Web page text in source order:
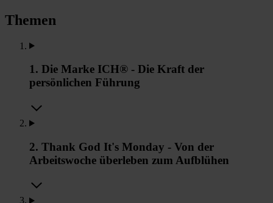
Themen
1. Die Marke ICH® - Die Kraft der
persönlichen Führung
2. Thank God It's Monday - Von der
Arbeitswoche überleben zum Aufblühen